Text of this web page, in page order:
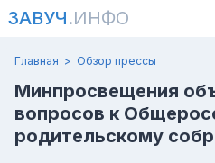
ЗАВУЧ.ИНФО
Главная Обзор прессы
Минпросвещения
вопросов к
родительскому